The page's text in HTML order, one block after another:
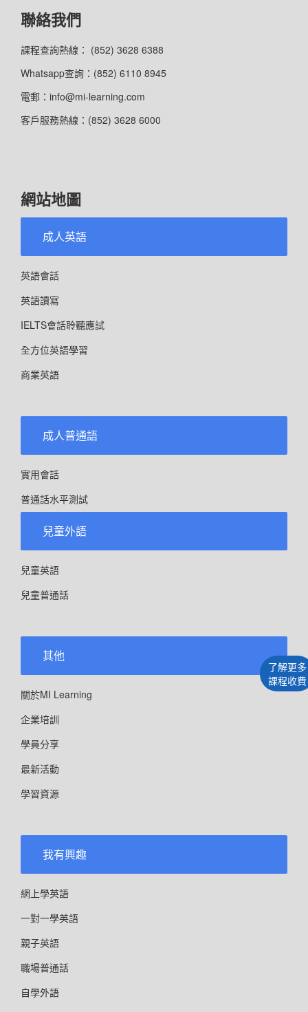
了解更多
課程收費
聯絡我們
課程查詢熱線： (852) 3628 6388
Whatsapp查詢：(852) 6110 8945
電郵：info@mi-learning.com
客戶服務熱線：(852) 3628 6000
網站地圖
成人英語
英語會話
英語讀寫
IELTS會話聆聽應試
全方位英語學習
商業英語
成人普通語
實用會話
普通話水平測試
兒童外語
兒童英語
兒童普通話
其他
關於MI Learning
企業培訓
學員分享
最新活動
學習資源
我有興趣
網上學英語
一對一學英語
親子英語
職場普通話
自學外語